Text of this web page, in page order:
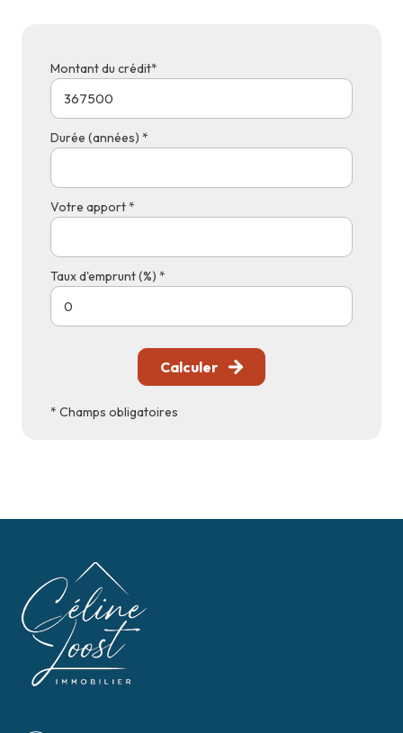
Montant du crédit*
Durée (années) *
Votre apport *
Taux d'emprunt (%) *
Calculer
* Champs obligatoires